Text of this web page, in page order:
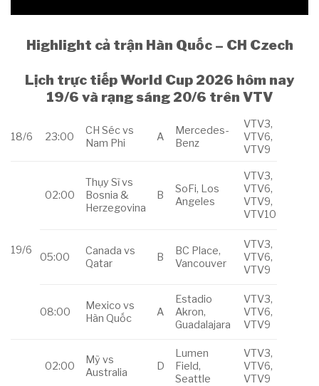
Highlight cả trận Hàn Quốc – CH Czech
Lịch trực tiếp World Cup 2026 hôm nay
19/6 và rạng sáng 20/6 trên VTV
18/6 23:00
CH Séc vs
Nam Phi
A
Mercedes-
Benz
VTV3,
VTV6,
VTV9
19/6
02:00
Thụy Sĩ vs
Bosnia &
Herzegovina
B
SoFi, Los
Angeles
VTV3,
VTV6,
VTV9,
VTV10
05:00
Canada vs
Qatar
B
BC Place,
Vancouver
VTV3,
VTV6,
VTV9
08:00
Mexico vs
Hàn Quốc
A
Estadio
Akron,
Guadalajara
VTV3,
VTV6,
VTV9
02:00
Mỹ vs
Australia
D
Lumen
Field,
Seattle
VTV3,
VTV6,
VTV9